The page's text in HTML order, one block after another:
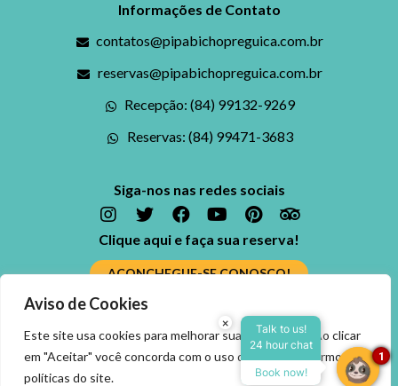
Aviso de Cookies
Este site usa cookies para melhorar sua experiência. Ao clicar
em "Aceitar" você concorda com o uso dos cookies, termos e
políticas do site.
Informações de Contato
contatos@pipabichopreguica.com.br
reservas@pipabichopreguica.com.br
Recepção: (84) 99132-9269
Reservas: (84) 99471-3683
Siga-nos nas redes sociais
Clique aqui e faça sua reserva!
ACONCHEGUE-SE CONOSCO!
Ficou alguma dúvida? Fale conosco
ENTRE EM CONTATO
Reserve agora, com o
melhor preço
garantido
×
Talk to us!
24 hour chat
Book now!
1